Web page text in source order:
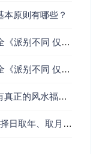
结集不产，故此
地的生气凝聚结
法，得水为上。
原则有哪些？
恩亲网60不同仙命的坐山分金吉凶大全《派别不同 仅供参考 不喜勿喷》
安息网60不同仙命的坐山分金吉凶大全《派别不同 仅供参考》
成都殡葬经纪人告诉您：公墓里面没有真正的风水福穴！
《崇正永吉》原版古籍整理 准确无误:择日取年、取月、取日、取时真谛